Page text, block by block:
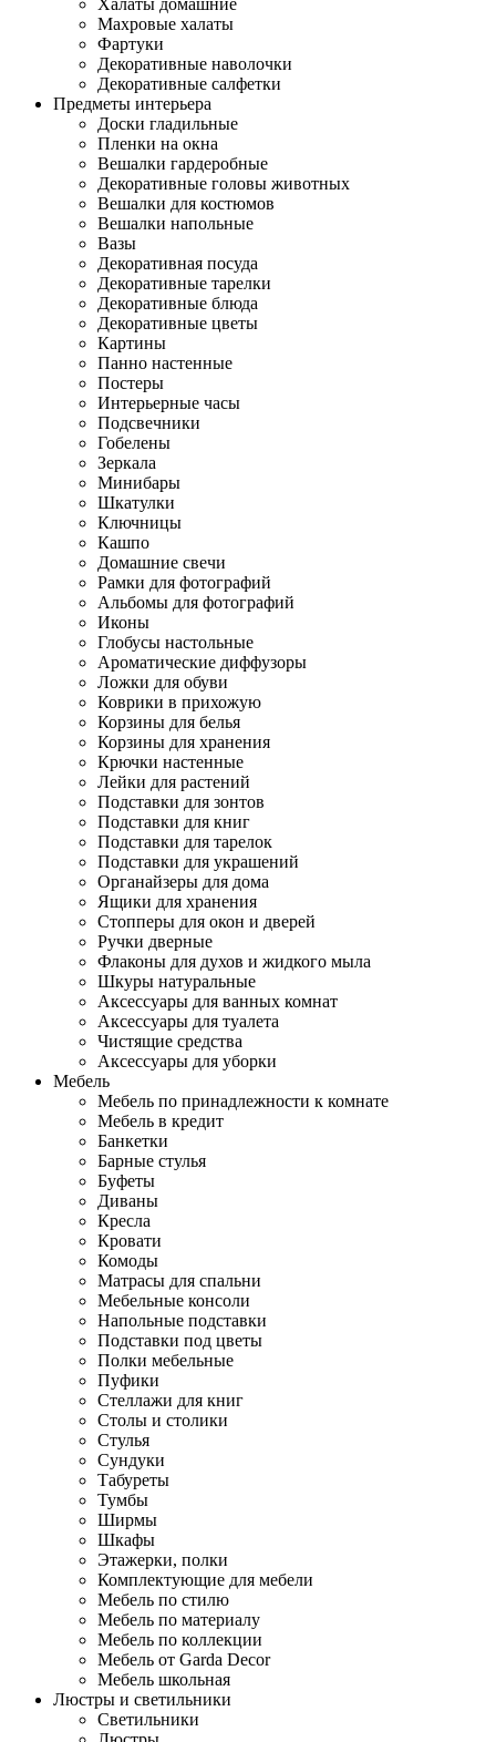
Халаты домашние
Махровые халаты
Фартуки
Декоративные наволочки
Декоративные салфетки
Предметы интерьера
Доски гладильные
Пленки на окна
Вешалки гардеробные
Декоративные головы животных
Вешалки для костюмов
Вешалки напольные
Вазы
Декоративная посуда
Декоративные тарелки
Декоративные блюда
Декоративные цветы
Картины
Панно настенные
Постеры
Интерьерные часы
Подсвечники
Гобелены
Зеркала
Минибары
Шкатулки
Ключницы
Кашпо
Домашние свечи
Рамки для фотографий
Альбомы для фотографий
Иконы
Глобусы настольные
Ароматические диффузоры
Ложки для обуви
Коврики в прихожую
Корзины для белья
Корзины для хранения
Крючки настенные
Лейки для растений
Подставки для зонтов
Подставки для книг
Подставки для тарелок
Подставки для украшений
Органайзеры для дома
Ящики для хранения
Стопперы для окон и дверей
Ручки дверные
Флаконы для духов и жидкого мыла
Шкуры натуральные
Аксессуары для ванных комнат
Аксессуары для туалета
Чистящие средства
Аксессуары для уборки
Мебель
Мебель по принадлежности к комнате
Мебель в кредит
Банкетки
Барные стулья
Буфеты
Диваны
Кресла
Кровати
Комоды
Матрасы для спальни
Мебельные консоли
Напольные подставки
Подставки под цветы
Полки мебельные
Пуфики
Стеллажи для книг
Столы и столики
Стулья
Сундуки
Табуреты
Тумбы
Ширмы
Шкафы
Этажерки, полки
Комплектующие для мебели
Мебель по стилю
Мебель по материалу
Мебель по коллекции
Мебель от Garda Decor
Мебель школьная
Люстры и светильники
Светильники